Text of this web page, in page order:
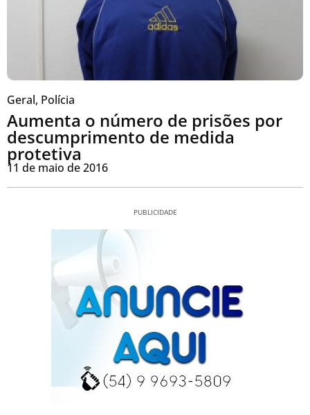
Geral, Polícia
Aumenta o número de prisões por
descumprimento de medida
protetiva
11 de maio de 2016
PUBLICIDADE